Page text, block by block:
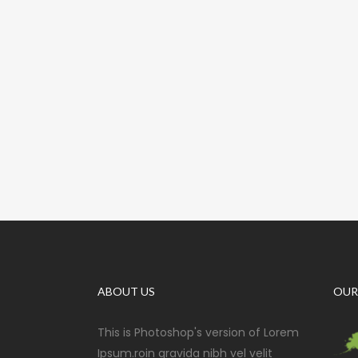
ABOUT US
This is Photoshop's version of Lorem
Ipsum.roin gravida nibh vel velit